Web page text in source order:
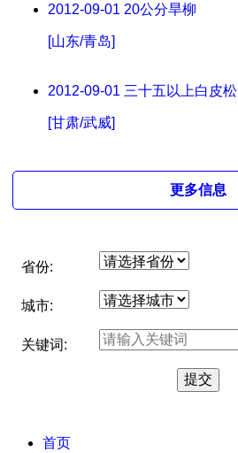
2012-09-01 20公分旱柳
[山东/青岛]
2012-09-01 三十五以上白皮松
[甘肃/武威]
更多信息
省份:
城市:
关键词:
首页